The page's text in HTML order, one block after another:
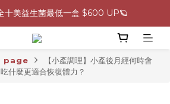
定商品滿$2000結帳88折💖
十美益生菌最低一盒 $600 UP🪐
星！暖宮調理組限時優惠✨
定商品滿$2000結帳88折💖
page
【小產調理】小產後月經何時會
什麼更適合恢復體力？